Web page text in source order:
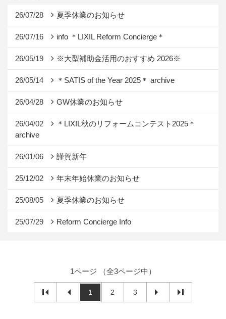
26/07/28 夏季休業のお知らせ
26/07/16 info ＊LIXIL Reform Concierge＊
26/05/19 ※大型補助金活用のおすすめ 2026※
26/05/14 ＊SATIS of the Year 2025＊ archive
26/04/28 GW休業のお知らせ
26/04/02
＊LIXIL秋のリフォームコンテスト2025＊
archive
26/01/06 謹賀新年
25/12/02 年末年始休業のお知らせ
25/08/05 夏季休業のお知らせ
25/07/29 Reform Concierge Info
1ページ （全3ページ中）
1 2 3